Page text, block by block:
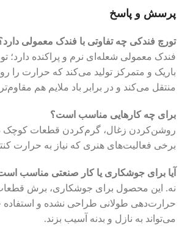
پرسش و پاسخ
تورچ فندکی چه تفاوتی با فندک معمولی
فندک معمولی شعله‌ای نرم و پراکنده دارد؛
باریک و متمرکز تولید می‌کند که حرارت
منتقل می‌کند و در برابر باد ملایم هم
برای چه کارهایی مناسب است؟
روشن‌کردن زغال، گرم‌کردن قطعات کوچک
برخی فعالیت‌های هنری که نیاز به حرارت
آیا برای جوشکاری یا کار صنعتی مناسب
نه. این محصول برای جوشکاری، برش
حرارت‌دهی طولانی طراحی نشده و
می‌تواند به نازل و بدنه آسیب بزند.